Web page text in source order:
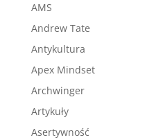
AMS
Andrew Tate
Antykultura
Apex Mindset
Archwinger
Artykuły
Asertywność